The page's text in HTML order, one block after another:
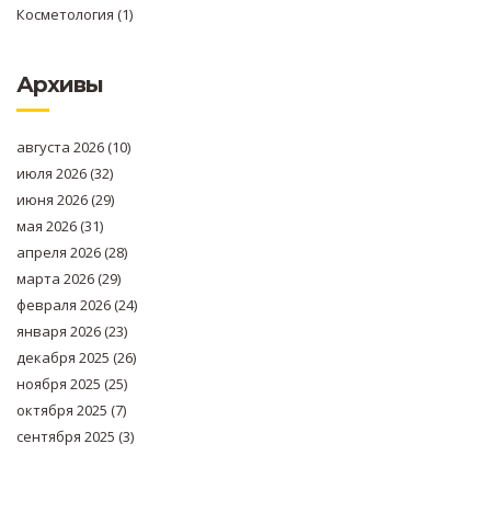
Косметология (1)
Архивы
августа 2026(10)
июля 2026(32)
июня 2026(29)
мая 2026(31)
апреля 2026(28)
марта 2026(29)
февраля 2026(24)
января 2026(23)
декабря 2025 (26)
ноября 2025 (25)
октября 2025 (7)
сентября 2025 (3)